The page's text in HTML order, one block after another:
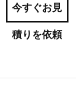
今すぐお見
積りを依頼